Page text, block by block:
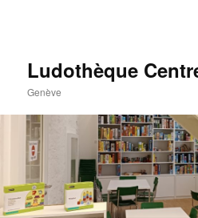
Ludothèque
Genève